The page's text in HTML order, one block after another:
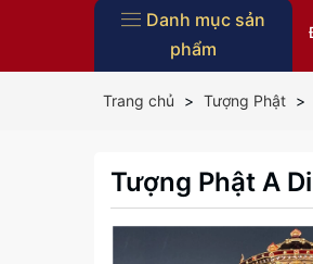
Danh mục sản
phẩm
Trang chủ Tượng Phật
Tượng Phật A